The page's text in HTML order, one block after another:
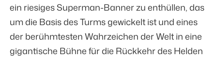
ein riesiges Superman-Banner zu enthüllen, das
um die Basis des Turms gewickelt ist und eines
der berühmtesten Wahrzeichen der Welt in eine
gigantische Bühne für die Rückkehr des Helden